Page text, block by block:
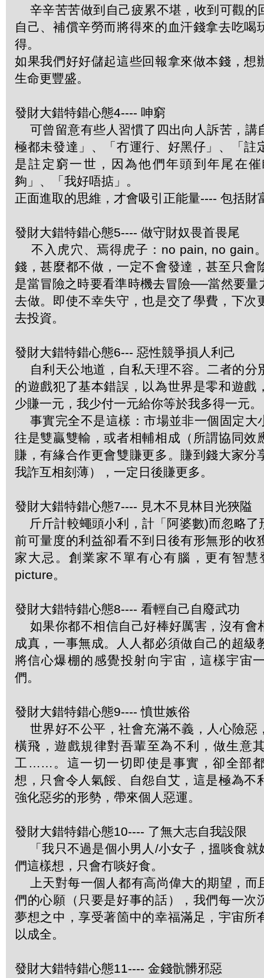
辛辛苦苦做到自己疲累不堪，收到可觀的
自己、補償辛勞而將得來的血汗錢拿去吃喝
得。
如果我們好好儲起這些回報拿來做本錢，想
生命更豐盛。
發財大錯特錯心態4---- 呻窮
可曾留意有些人習慣了四出向人訴苦，講
極都未發達」、「冇運行、好黑仔」、「註
是註定窮一世，因為他們年頭到年尾在
夠」、「我好唔掂」。
正面進取的思維，才會吸引正能量---- 包括財
發財大錯特錯心態5---- 做守財奴畏首畏尾
不入虎穴、焉得虎子：no pain, no gain
錢，甚麼都不做，一定不會發達，甚至只會
是當冒險之時要看準時機去冒險──當然要量
去做。即使不幸失守，也是交了學費，下次
去投資。
發財大錯特錯心態6--- 惡性競爭損人利己
自利天公地道，自私天理不容。二者的分
的遊戲犯了基本錯誤，以為世界是零和遊戲
少賺一元，我少付一元給你等於我多得一元。
事實完全不是這樣：市場並非一個固定大
往是雙贏雙輸，或者相輔相成（所謂協同效
賺，有緣合作更會雙賺更多。賺到錢大家分
我詐互相刻薄），一定日後賺更多。
發財大錯特錯心態7---- 見木不見林目光狹隘
斤斤計較蠅頭小利，計「阿婆數)而忽略了
前可量度的利益卻看不到日後有形無形的收
家大忌。創業家不單有心有腦，更有智慧
picture。
發財大錯特錯心態8---- 看輕自己自廢武功
如果你都不相信自己好棒好厲害，沒有會
成真，一事無成。人人都必須做自己的超級
將信心爆棚的感覺投射向宇宙，這樣宇宙
們。
發財大錯特錯心態9---- 憤世嫉俗
世界好不公平，社會充滿不義，人心險惡
橫飛，遊戲規律對吾輩至為不利，做生意
工……。這一切一切即使是事實，卻全部
想，只會令人氣餒、自怨自艾，這是極為不
強化惡劣的形勢，帶來個人惡運。
發財大錯特錯心態10---- 了無大志自我設限
「我只不過是個小男人/小女子，搵啖食就
們這樣想，只會冇啖好食。
上天對每一個人都有高尚偉大的期望，而
們的心願（只要是好事的話），我們每一次
夢想之中，享受著箇中的幸福滿足，宇宙所
以成全。
發財大錯特錯心態11---- 金錢骯髒邪惡